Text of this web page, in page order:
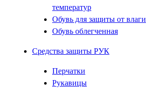
температур
Обувь для защиты от влаги
Обувь облегченная
Средства защиты РУК
Перчатки
Рукавицы